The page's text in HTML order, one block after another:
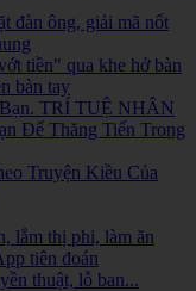
đàn ông, giải mã nốt
tiền" qua khe hở bàn
bàn tay
Bạn. TRÍ TUỆ NHÂN
Để Thăng Tiến Trong
Truyện Kiều Của
lắm thị phi, làm ăn
tiên đoán
thuật, lỗ ban...